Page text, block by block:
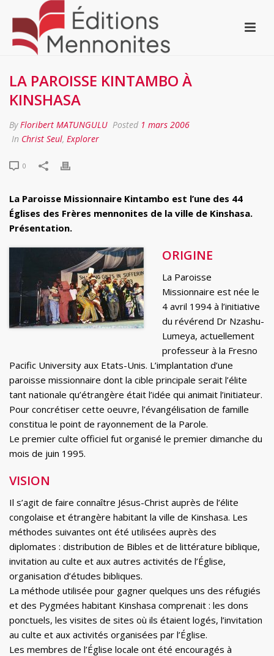
LA PAROISSE KINTAMBO À
KINSHASA
ByFloribert MATUNGULU Posted 1 mars 2006
In Christ Seul, Explorer
0
La Paroisse Missionnaire Kintambo est l’une des 44
Églises des Frères mennonites de la ville de Kinshasa.
Présentation.
ORIGINE
La Paroisse
Missionnaire est née le
4 avril 1994 à l’initiative
du révérend Dr Nzashu-
Lumeya, actuellement
professeur à la Fresno
Pacific University aux Etats-Unis. L’implantation d’une
paroisse missionnaire dont la cible principale serait l’élite
tant nationale qu’étrangère était l’idée qui animait l’initiateur.
Pour concrétiser cette oeuvre, l’évangélisation de famille
constitua le point de rayonnement de la Parole.
Le premier culte officiel fut organisé le premier dimanche du
mois de juin 1995.
VISION
Il s’agit de faire connaître Jésus-Christ auprès de l’élite
congolaise et étrangère habitant la ville de Kinshasa. Les
méthodes suivantes ont été utilisées auprès des
diplomates : distribution de Bibles et de littérature biblique,
invitation au culte et aux autres activités de l’Église,
organisation d’études bibliques.
La méthode utilisée pour gagner quelques uns des réfugiés
et des Pygmées habitant Kinshasa comprenait : les dons
ponctuels, les visites de sites où ils étaient logés, l’invitation
au culte et aux activités organisées par l’Église.
Les membres de l’Église locale ont été encouragés à